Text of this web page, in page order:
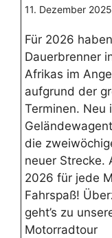
11. Dezember 2025
Für 2026
Dauerbrenner
Afrikas im
aufgrund der
Terminen. Neu
die
neuer Strecke.
2026 für jede
Fahrspaß!
geht’s zu
Motorradtour